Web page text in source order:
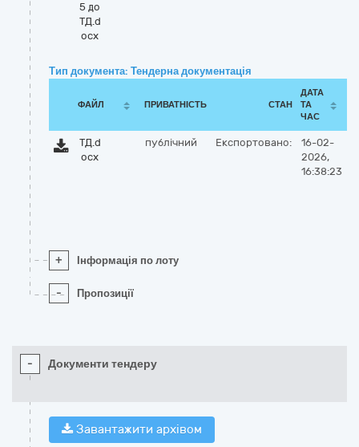
5 до
ТД.d
ocx
Тип документа: Тендерна документація
ФАЙЛ ПРИВАТНІСТЬ СТАН
ДАТА
ТА
ЧАС
ТД.d
ocx
публічний Експортовано:
16-02-
2026,
16:38:23
+ Інформація по лоту
- Пропозиції
- Документи тендеру
Завантажити архівом